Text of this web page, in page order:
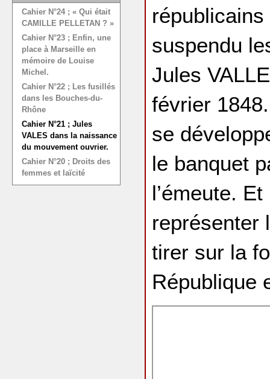
suspendu
Jules
février
se
le banquet
l’émeute.
représenter
tirer sur la
République
Cahier N°24 ; « Qui était
CAMILLE PELLETAN ? »
Cahier N°23 ; Enfin, une
place à Marseille en
mémoire de Louise
Michel.
Cahier N°22 ; Les fusillés
dans les Bouches-du-
Rhône
Cahier N°21 ; Jules
VALES dans la naissance
du mouvement ouvrier.
Cahier N°20 ; Droits des
femmes et laïcité